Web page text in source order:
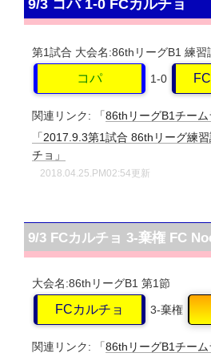
9/3 コパ 1-0 FCカルチョ
第1試合 大会名:86thリーグB1 練習
コパ 1-0
関連リンク: 「86thリーグB1チー
「2017.9.3第1試合 86thリーグ練
チョ」
2018.04.25.PM02:54更新
9/3 FCカルチョ 3-棄権 FC
大会名:86thリーグB1 第1節
FCカルチョ 3-棄権
関連リンク: 「 86thリーグB1チー